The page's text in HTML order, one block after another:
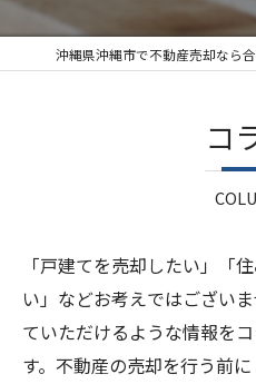
コ
「戸建てを売却したい」「
い」などお考えではござい
ていただけるような情報を
す。不動産の売却を行う前